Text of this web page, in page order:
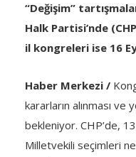
“Değişim”
Halk Partisi’nde
il kongreleri ise 16
Haber Merkezi /
kararların alınması ve
bekleniyor. CHP’de,
Milletvekili seçimleri